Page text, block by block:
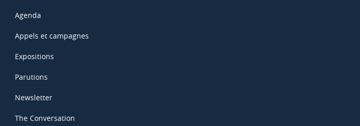
Agenda
Appels et campagnes
Expositions
Parutions
Newsletter
The Conversation